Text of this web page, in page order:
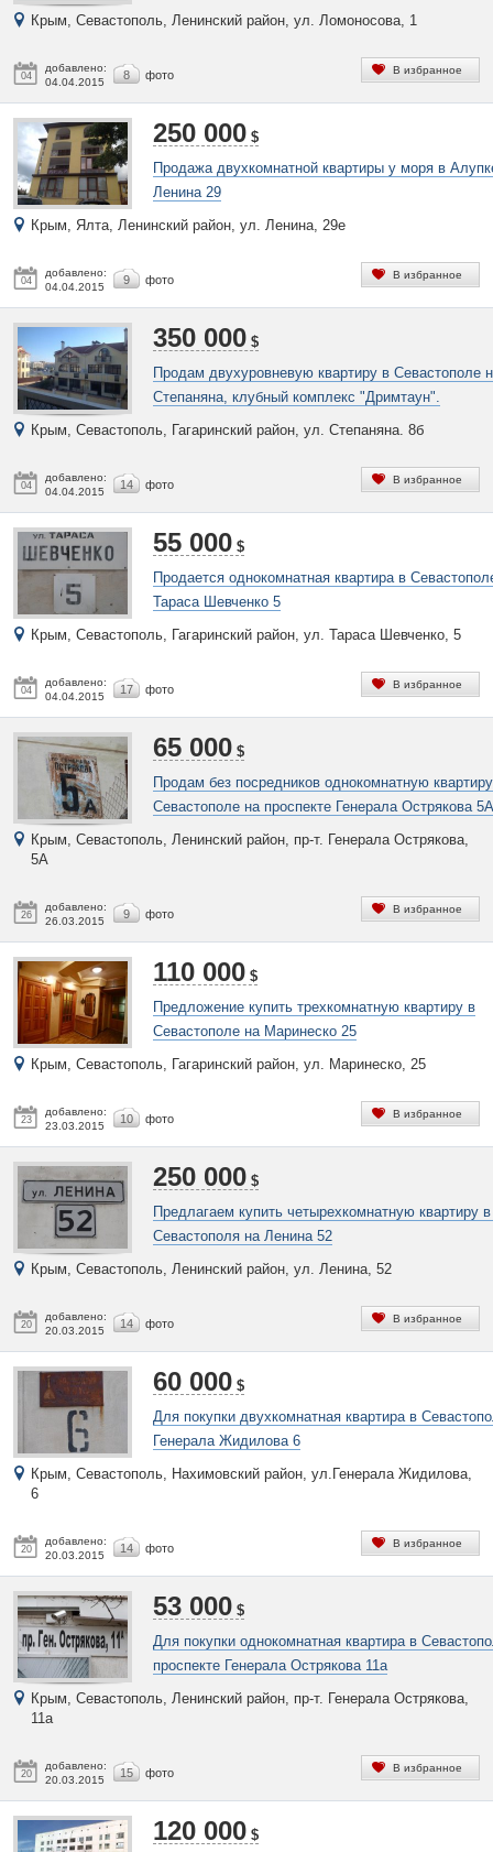
04
добавлено:
04.04.2015
8 фото
Крым, Севастополь, Ленинский район, ул. Ломоносова, 1
В избранное
04
добавлено:
04.04.2015
9 фото
250 000 $
Продажа двухкомнатной квартиры у моря в
Ленина 29
Крым, Ялта, Ленинский район, ул. Ленина, 29е
В избранное
04
добавлено:
04.04.2015
14 фото
350 000 $
Продам двухуровневую квартиру в Севастополе
Степаняна, клубный комплекс "Дримтаун".
Крым, Севастополь, Гагаринский район, ул. Степаняна. 8б
В избранное
04
добавлено:
04.04.2015
17 фото
55 000 $
Продается однокомнатная квартира в
Тараса Шевченко 5
Крым, Севастополь, Гагаринский район, ул. Тараса Шевченко, 5
В избранное
26
добавлено:
26.03.2015
9 фото
65 000 $
Продам без посредников однокомнатную
Севастополе на проспекте Генерала Острякова 5А
Крым, Севастополь, Ленинский район, пр-т. Генерала Острякова,
5А
В избранное
23
добавлено:
23.03.2015
10 фото
110 000 $
Предложение купить трехкомнатную квартиру в
Севастополе на Маринеско 25
Крым, Севастополь, Гагаринский район, ул. Маринеско, 25
В избранное
20
добавлено:
20.03.2015
14 фото
250 000 $
Предлагаем купить четырехкомнатную квартиру
Севастополя на Ленина 52
Крым, Севастополь, Ленинский район, ул. Ленина, 52
В избранное
20
добавлено:
20.03.2015
14 фото
60 000 $
Для покупки двухкомнатная квартира в
Генерала Жидилова 6
Крым, Севастополь, Нахимовский район, ул.Генерала Жидилова,
6
В избранное
20
добавлено:
20.03.2015
15 фото
53 000 $
Для покупки однокомнатная квартира в
проспекте Генерала Острякова 11а
Крым, Севастополь, Ленинский район, пр-т. Генерала Острякова,
11а
В избранное
120 000 $